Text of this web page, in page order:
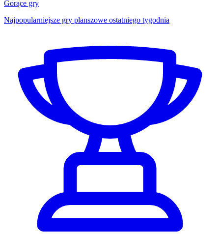
Gorące gry
Najpopularniejsze gry planszowe ostatniego tygodnia